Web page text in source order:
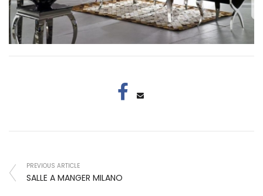
PREVIOUS ARTICLE
SALLE A MANGER MILANO